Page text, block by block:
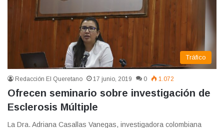
Tráfico
Redacción El Queretano 17 junio, 2019 0 1.072
Ofrecen seminario sobre investigación de
Esclerosis Múltiple
La Dra. Adriana Casallas Vanegas, investigadora colombiana